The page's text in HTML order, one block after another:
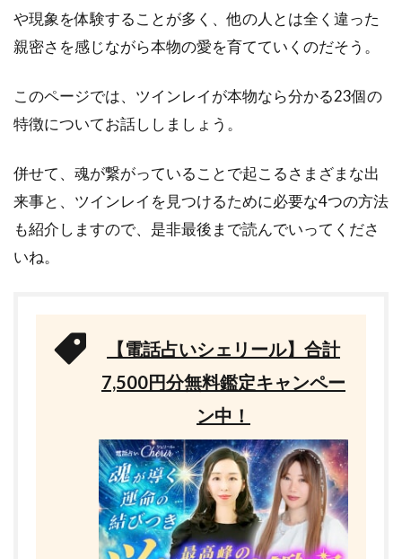
や現象を体験することが多く、他の人とは全く違った
親密さを感じながら本物の愛を育てていくのだそう。
このページでは、ツインレイが本物なら分かる23個の
特徴についてお話ししましょう。
併せて、魂が繋がっていることで起こるさまざまな出
来事と、ツインレイを見つけるために必要な4つの方法
も紹介しますので、是非最後まで読んでいってくださ
いね。
【電話占いシェリール】合計
7,500円分無料鑑定キャンペー
ン中！